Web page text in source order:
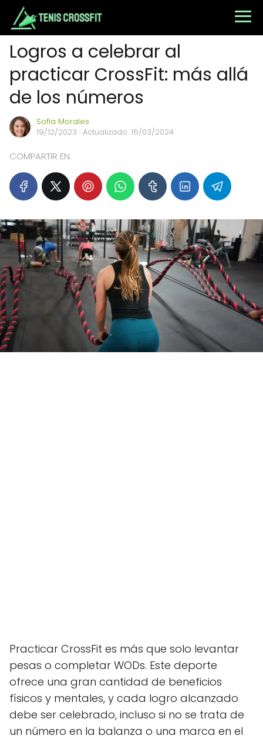
Logros a celebrar al
practicar CrossFit: más allá
de los números
Sofía Morales
19/12/2023 · Actualizado: 16/03/2024
COMPARTIR EN:
Practicar CrossFit es más que solo levantar
pesas o completar WODs. Este deporte
ofrece una gran cantidad de beneficios
físicos y mentales, y cada logro alcanzado
debe ser celebrado, incluso si no se trata de
un número en la balanza o una marca en el